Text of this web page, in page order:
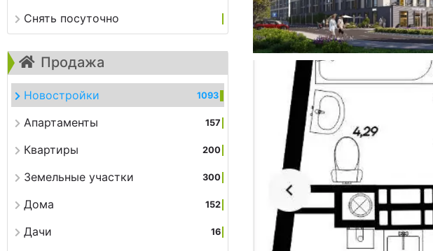
Снять посуточно
Продажа
Новостройки 1093
Апартаменты 157
Квартиры 200
Земельные участки 300
Дома 152
Дачи 16